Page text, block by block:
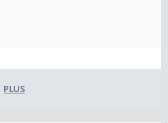
PLUS